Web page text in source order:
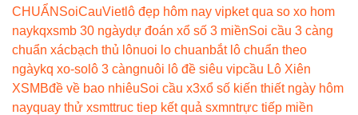
CHUẨN SoiCauVietlô đẹp hôm nay vipket qua so xo hom
naykqxsmb 30 ngàydự đoán xổ số 3 miềnSoi cầu 3 càng
chuẩn xácbạch thủ lônuoi lo chuanbắt lô chuẩn theo
ngàykq xo-so lô 3 càngnuôi lô đề siêu vipcầu Lô Xiên
XSMBđề về bao nhiêuSoi cầu x3xổ số kiến thiết ngày hôm
nayquay thử xsmttruc tiep kết quả sxmntrực tiếp miền